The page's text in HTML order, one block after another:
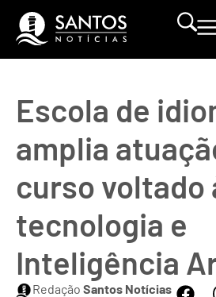
Escola de
amplia
curso voltado
tecnologia e
Inteligência
Redação Santos Notícias